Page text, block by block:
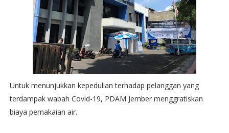
Untuk menunjukkan kepedulian terhadap pelanggan yang
terdampak wabah Covid-19, PDAM Jember menggratiskan
biaya pemakaian air.